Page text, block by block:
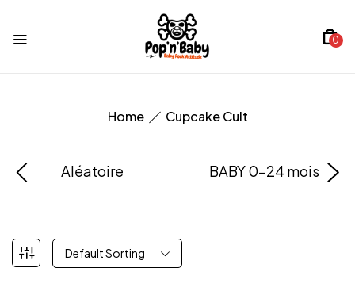
0
Home Cupcake Cult
Aléatoire BABY 0-24 mois
Default Sorting